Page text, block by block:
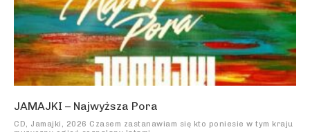
JAMAJKI – Najwyższa Pora
CD, Jamajki, 2026 Czasem zastanawiam się kto poniesie w tym kraju